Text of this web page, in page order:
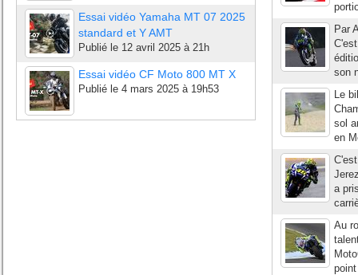
Essai vidéo Yamaha MT 07 2025
standard et Y AMT
Publié le 12 avril 2025 à 21h
Essai vidéo CF Moto 800 MT X
Publié le 4 mars 2025 à 19h53
Par
son
Le
sol
en
a
Au